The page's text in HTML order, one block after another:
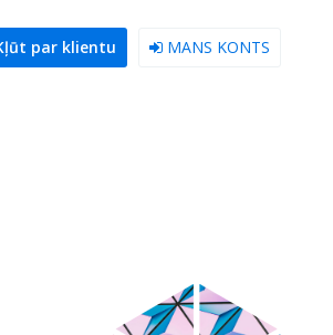
MANS KONTS
par klientu